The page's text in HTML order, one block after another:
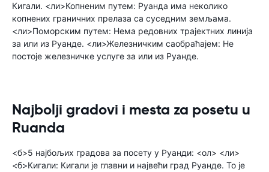
Кигали. <ли>Копненим путем: Руанда има неколико
копнених граничних прелаза са суседним земљама.
<ли>Поморским путем: Нема редовних трајектних линија
за или из Руанде. <ли>Железничким саобраћајем: Не
постоје железничке услуге за или из Руанде.
Najbolji gradovi i mesta za posetu u
Ruanda
<б>5 најбољих градова за посету у Руанди: <ол> <ли>
<б>Кигали: Кигали је главни и највећи град Руанде. То је